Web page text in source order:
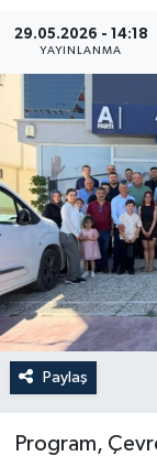
29.05.2026 - 14:18
YAYINLANMA
Paylaş
Program,
Güncel
Kültür &
Magazin
Resmi İlan
Sağlık &
Siyaset